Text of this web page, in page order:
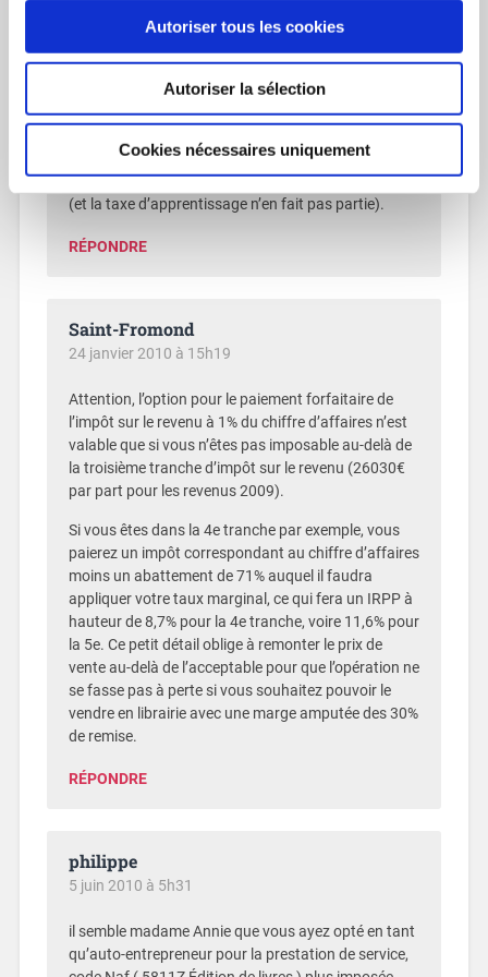
Autoriser tous les cookies
Autoriser la sélection
Cookies nécessaires uniquement
l’auto-entreprise dont les frais réels n’existent pas)…
Pour la taxe d’apprentissage, je rejoints l’avis
d’Annie. Pour les 50 €, si c’était avéré, je dirais dans
ce cas qu’il faut à la base inclure cet élément de
le site de l’auto-entrepreneur stipule bien quels sont
les seuls éléments fiscaux et sociaux à considérer
(et la taxe d’apprentissage n’en fait pas partie).
RÉPONDRE
Saint-Fromond
24 janvier 2010 à 15h19
Attention, l’option pour le paiement forfaitaire de
l’impôt sur le revenu à 1% du chiffre d’affaires n’est
valable que si vous n’êtes pas imposable au-delà de
la troisième tranche d’impôt sur le revenu (26030€
par part pour les revenus 2009).
Si vous êtes dans la 4e tranche par exemple, vous
paierez un impôt correspondant au chiffre d’affaires
moins un abattement de 71% auquel il faudra
appliquer votre taux marginal, ce qui fera un IRPP à
hauteur de 8,7% pour la 4e tranche, voire 11,6% pour
la 5e. Ce petit détail oblige à remonter le prix de
vente au-delà de l’acceptable pour que l’opération ne
se fasse pas à perte si vous souhaitez pouvoir le
vendre en librairie avec une marge amputée des 30%
de remise.
RÉPONDRE
philippe
5 juin 2010 à 5h31
il semble madame Annie que vous ayez opté en tant
qu’auto-entrepreneur pour la prestation de service,